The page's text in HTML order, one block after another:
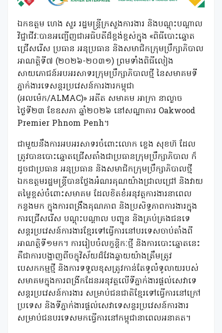
ឯកឧត្តម ហេង សួរ រដ្ឋមន្ត្រីក្រសួងការងារ និងបណ្តុះបណ្តាល
វិជ្ជាជីវៈបានអញ្ជើញជាអធិបតីដ៏ខ្ពង់ខ្ពស់ក្នុង «ពិធីបោះឆ្នោត
ជ្រើសរើស ប្រធាន អនុប្រធាន និងសមាជិកក្រុមប្រឹក្សាភិបាល
អាណត្តិទី៧ (២០២៦-២០៣១) ព្រមទាំងពិធីលៀង
សាយភោជន៍អបអរសាទរក្រុមប្រឹក្សាភិបាលថ្មី នៃសមាគមទី
ភ្នាក់ងារទេសន្តរប្រវេសន៍ការងារកម្ពុជា
(អលម៉េក/ALMAC)» អតីត សមាគម អាក្រា នាល្ងាច
ថ្ងៃទី២៣ ខែឧសភា ឆ្នាំ២០២៦ នៅសណ្ឋាគារ Oakwood
Premier Phnom Penh។
ជាមួយនឹងការអបអរសាទរចំពោះលោក ខ្លេង សុខហ៊ ដែល
ត្រូវបានបោះឆ្នោតជ្រើសតាំងជាប្រធានក្រុមប្រឹក្សាភិបាល ក៏
ដូចជាប្រធាន អនុប្រធាន និងសមាជិកក្រុមប្រឹក្សាភិបាលថ្មី
ឯកឧត្តមរដ្ឋមន្រ្តីបានថ្លែងអំណរគុណយ៉ាងជ្រាលជ្រៅ និងវាយ
តម្លៃខ្ពស់ចំពោះសមាគម ដែលខិតខំអនុវត្តការងារនាពេល
កន្លងមក ក្នុងការពង្រឹងគុណភាព និងប្រសិទ្ធភាពការងារក្នុង
ការជ្រើសរើស បណ្តុះបណ្តាល បញ្ជូន និងគ្រប់គ្រងជនទេ
សន្តរប្រវេសន៍ការងារខ្មែរទៅធ្វើការនៅបរទេសចាប់តាំងពី
អាណត្តិទី១មក។ ការរៀបចំលក្ខន្តិកៈថ្មី និងការបោះឆ្នោតនេះ
គឺជាការបង្ហាញពីចក្ខុវិស័យដ៏វែងឆ្ងាយយ៉ាងត្រឹមត្រូវ
បេសកកម្មថ្មី និងការទទួលខុសត្រូវកាន់តែទូលំទូលាយរបស់
សមាគមក្នុងការពង្រីកដែនអនុវត្តលើទីភ្នាក់ងារផ្តល់សេវាទេ
សន្តរប្រវេសន៍ការងារ សម្រាប់ជនជាតិខ្មែរទៅធ្វើការនៅក្រៅ
ប្រទេស និងទីភ្នាក់ងារផ្តល់សេវាទេសន្តរប្រវេសន៍ការងារ
សម្រាប់ជនបរទេសមកធ្វើការនៅកម្ពុជានាពេលអនាគត។